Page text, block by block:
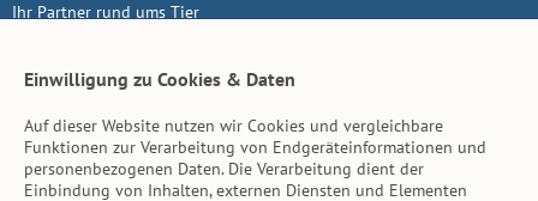
Ihr Partner rund ums Tier
Inhalt
Tierarzt-Suche
Einwilligung zu Cookies & Daten
Auf dieser Website nutzen wir Cookies und vergleichbare
Funktionen zur Verarbeitung von Endgeräteinformationen und
personenbezogenen Daten. Die Verarbeitung dient der
Einbindung von Inhalten, externen Diensten und Elementen